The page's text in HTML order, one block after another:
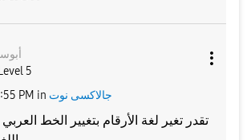
5
PM in جالاكسى نوت
تقدر تغير لغة الأرقام بتغيير الخط